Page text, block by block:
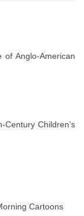
of Anglo-American
Children’s
Cartoons